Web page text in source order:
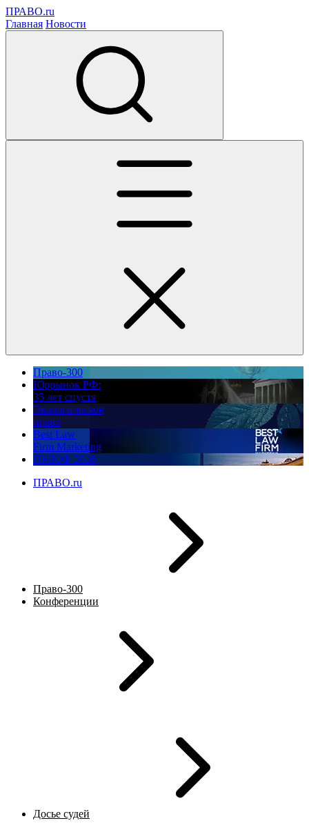
ПРАВО.ru
Главная Новости
Право-300
Юррынок РФ:
35 лет спустя
Экологическое
право
Best Law
Firm Marketing
ПМЮФ 2026
ПРАВО.ru
Право-300
Конференции
Досье судей